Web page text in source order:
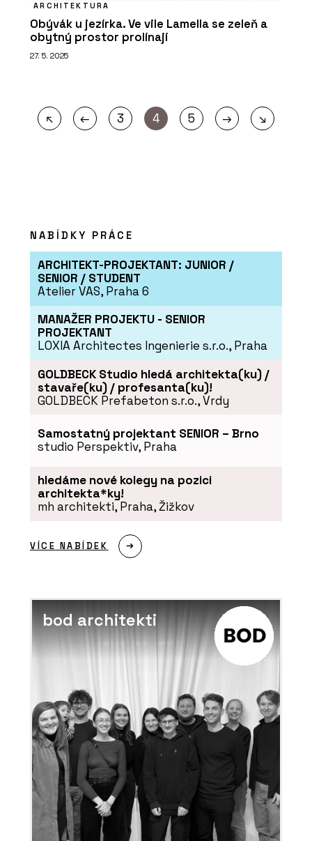
ARCHITEKTURA
Obývák u jezírka. Ve vile Lamella se zeleň a
obytný prostor prolínají
27. 5. 2025
↖ ← 3 4 5 → ↘
NABÍDKY PRÁCE
ARCHITEKT-PROJEKTANT: JUNIOR /
SENIOR / STUDENT
Atelier VAS, Praha 6
MANAŽER PROJEKTU - SENIOR
PROJEKTANT
LOXIA Architectes Ingenierie s.r.o., Praha
GOLDBECK Studio hledá architekta(ku) /
stavaře(ku) / profesanta(ku)!
GOLDBECK Prefabeton s.r.o., Vrdy
Samostatný projektant SENIOR – Brno
studio Perspektiv, Praha
hledáme nové kolegy na pozici
architekta*ky!
mh architekti, Praha, Žižkov
VÍCE NABÍDEK
bod architekti